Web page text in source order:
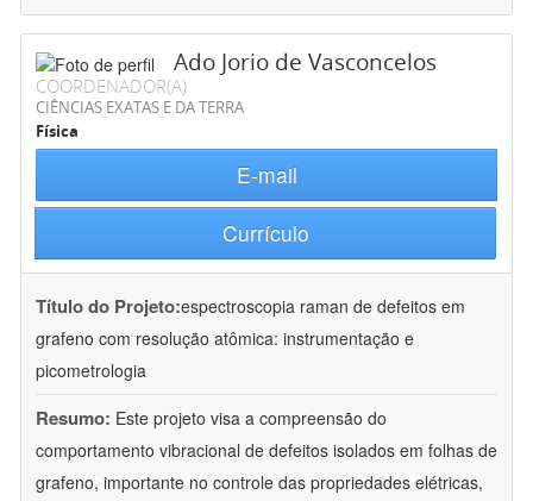
Ado Jorio de Vasconcelos
COORDENADOR(A)
CIÊNCIAS EXATAS E DA TERRA
Física
E-mail
Currículo
Título do Projeto:espectroscopia raman de defeitos em
grafeno com resolução atômica: instrumentação e
picometrologia
Resumo: Este projeto visa a compreensão do
comportamento vibracional de defeitos isolados em folhas de
grafeno, importante no controle das propriedades elétricas,